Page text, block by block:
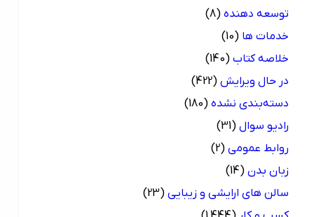
توسعه دهنده (8)
خدمات ها (10)
خلاصه کتاب (140)
در حال ویرایش (422)
دسته‌بندی نشده (180)
رادیو سوال (31)
روابط عمومی (2)
زبان بدن (14)
سالن های ارایشی و زیبایی (23)